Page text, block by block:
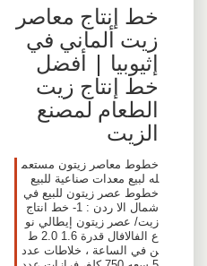
خط إنتاج معاصر
زيت ألماني في
إثيوبيا | أفضل
خط إنتاج زيت
الطعام لمصنع
الزيت
خطوط معاصر زيتون مستعم
له لبيع معدات صناعية للبيع
خطوط عصر زيتون للبيع في
شمال الا ردن : 1- خط انتاج
زيت/ عصر زيتون إيطالي نو
ع الفالافال قدرة 1.6 2.0 ط
ن في الساعة ، خلاطات عدد